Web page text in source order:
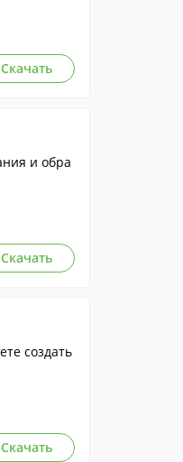
Скачать
и обра
Скачать
создать
Скачать